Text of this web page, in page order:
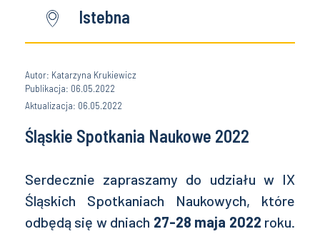
Istebna
Autor: Katarzyna Krukiewicz
Publikacja: 06.05.2022
Aktualizacja: 06.05.2022
Śląskie Spotkania Naukowe 2022
Serdecznie zapraszamy do udziału w IX
Śląskich Spotkaniach Naukowych, które
odbędą się w dniach 27-28 maja 2022 roku.